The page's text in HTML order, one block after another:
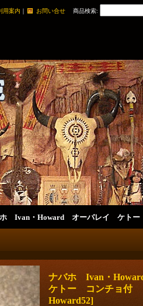
用案内 ｜ お問い合せ 商品検索:
Ivan・Howard オーバレイ ケト
ナバホ Ivan・
ケトー コンチョ付
Howard52]